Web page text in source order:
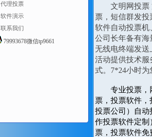
代理投票
软件演示
联系我们
79993678微信tp9661
文明网投票
票，短信群发
软件自动投票
公司长年备有
无线电终端发送
活动提供技术
式。7*24小时
专业投票，
票，投票软件
投票公司）自
作投票软件定制
票，投票软件免